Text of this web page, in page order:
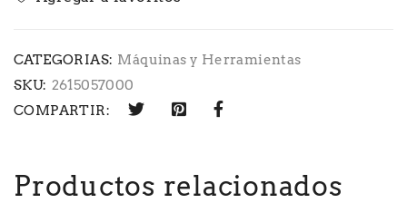
CATEGORIAS: Máquinas y Herramientas
SKU: 2615057000
COMPARTIR:
Productos relacionados